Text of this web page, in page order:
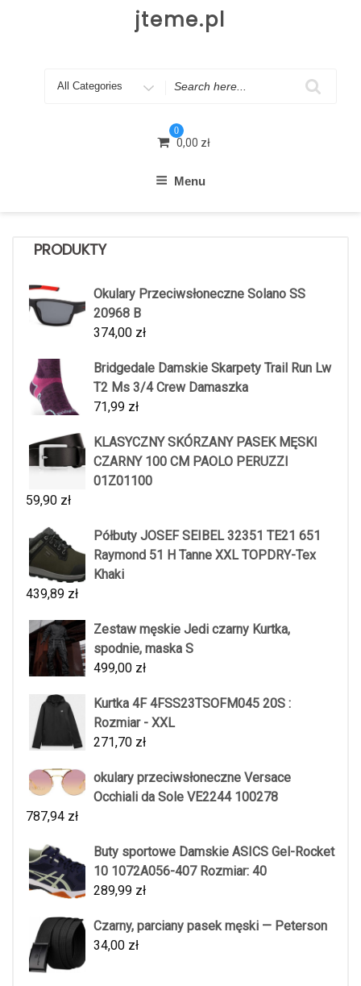
jteme.pl
Search
0
0,00 zł
Menu
PRODUKTY
Okulary Przeciwsłoneczne Solano SS
20968 B
374,00 zł
Bridgedale Damskie Skarpety Trail Run Lw
T2 Ms 3/4 Crew Damaszka
71,99 zł
KLASYCZNY SKÓRZANY PASEK MĘSKI
CZARNY 100 CM PAOLO PERUZZI
01Z01100
59,90 zł
Półbuty JOSEF SEIBEL 32351 TE21 651
Raymond 51 H Tanne XXL TOPDRY-Tex
Khaki
439,89 zł
Zestaw męskie Jedi czarny Kurtka,
spodnie, maska S
499,00 zł
Kurtka 4F 4FSS23TSOFM045 20S :
Rozmiar - XXL
271,70 zł
okulary przeciwsłoneczne Versace
Occhiali da Sole VE2244 100278
787,94 zł
Buty sportowe Damskie ASICS Gel-Rocket
10 1072A056-407 Rozmiar: 40
289,99 zł
Czarny, parciany pasek męski — Peterson
34,00 zł